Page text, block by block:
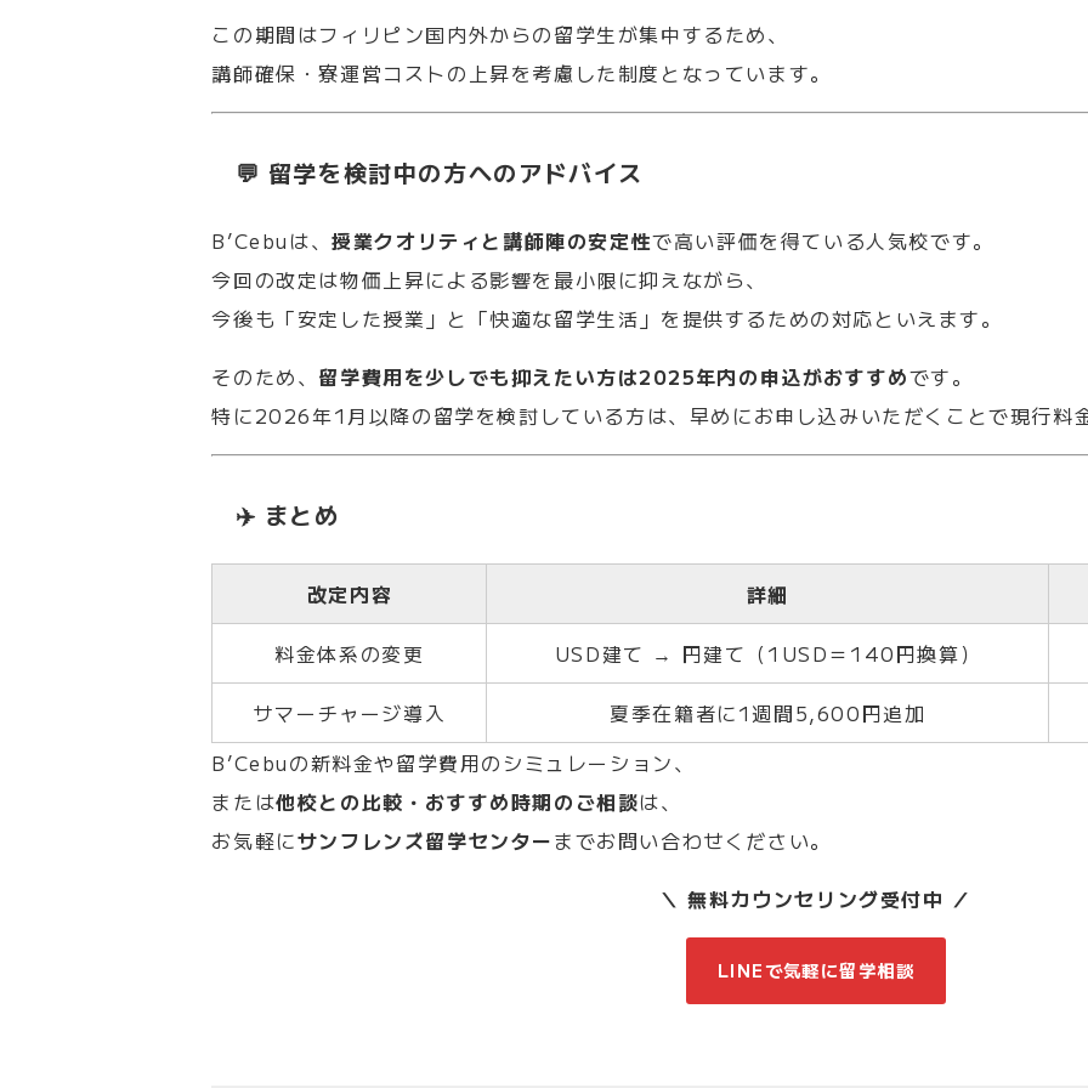
この期間はフィリピン国内外からの留学生が集中するため、
講師確保・寮運営コストの上昇を考慮した制度となっています。
💬 留学を検討中の方へのアドバイス
B’Cebuは、授業クオリティと講師陣の安定性で高い評価を得ている人気校です。
今回の改定は物価上昇による影響を最小限に抑えながら、
今後も「安定した授業」と「快適な留学生活」を提供するための対応といえます。
そのため、 留学費用を少しでも抑えたい方は2025年内の申込がおすすめです。
特に2026年1月以降の留学を検討している方は、早めにお申し込みいただくことで現行料
✈️ まとめ
改定内容 詳細
料金体系の変更 USD建て → 円建て（1USD＝140円換算）
サマーチャージ導入 夏季在籍者に1週間5,600円追加
B’Cebuの新料金や留学費用のシミュレーション、
または他校との比較・おすすめ時期のご相談は、
お気軽にサンフレンズ留学センターまでお問い合わせください。
＼ 無料カウンセリング受付中 ／
LINEで気軽に留学相談